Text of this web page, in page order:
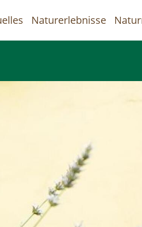
Inhalt
Naturerlebnisse